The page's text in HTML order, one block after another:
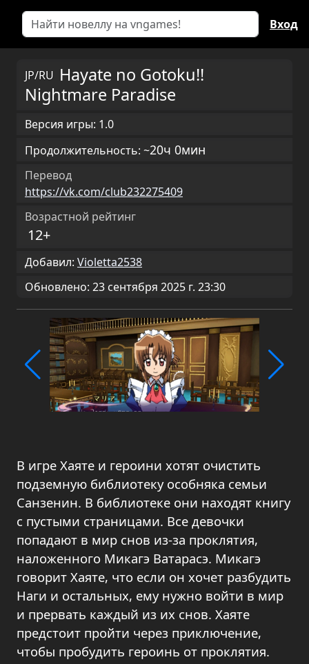
Вход
JP/RU Hayate no Gotoku!!
Nightmare Paradise
Версия игры: 1.0
Продолжительность: ~20ч 0мин
Перевод
https://vk.com/club232275409
Возрастной рейтинг
12+
Добавил: Violetta2538
Обновлено: 23 сентября 2025 г. 23:30
В игре Хаяте и героини хотят очистить
подземную библиотеку особняка семьи
Санзенин. В библиотеке они находят книгу
с пустыми страницами. Все девочки
попадают в мир снов из-за проклятия,
наложенного Микагэ Ватарасэ. Микагэ
говорит Хаяте, что если он хочет разбудить
Наги и остальных, ему нужно войти в мир
и прервать каждый из их снов. Хаяте
предстоит пройти через приключение,
чтобы пробудить героинь от проклятия.